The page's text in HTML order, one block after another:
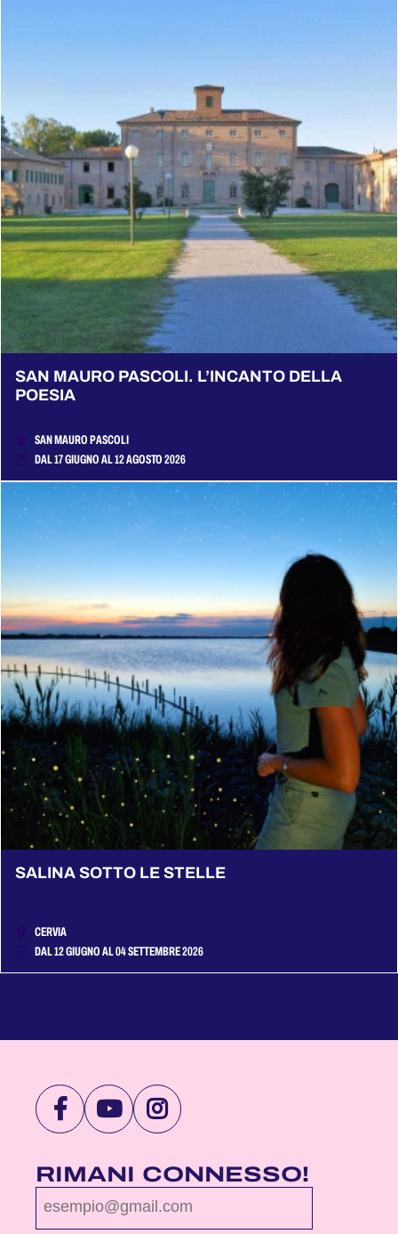
SAN MAURO PASCOLI. L’INCANTO DELLA
POESIA
SAN MAURO PASCOLI
DAL 17 GIUGNO AL 12 AGOSTO 2026
SALINA SOTTO LE STELLE
CERVIA
DAL 12 GIUGNO AL 04 SETTEMBRE 2026
VISITA
PAGINA
FACEBOOK
DI
VISITA
PAGINA
YOUTUBE
DI
VISITA
PAGINA
INSTAGRAM
DI
RIMANI CONNESSO!